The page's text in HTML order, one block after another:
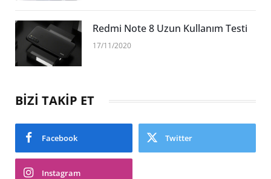
Redmi Note 8 Uzun Kullanım Testi
17/11/2020
BİZİ TAKİP ET
Facebook Twitter
Instagram